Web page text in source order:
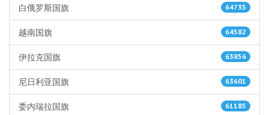
64735
白俄罗斯国旗
64582
越南国旗
63856
伊拉克国旗
63601
尼日利亚国旗
61185
委内瑞拉国旗